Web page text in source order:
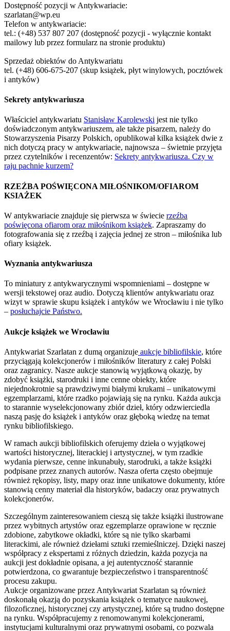
Dostępność pozycji w Antykwariacie:
szarlatan@wp.eu
Telefon w antykwariacie:
tel.: (+48) 537 807 207 (dostępność pozycji - wyłącznie kontakt
mailowy lub przez formularz na stronie produktu)
Sprzedaż obiektów do Antykwariatu
tel. (+48) 606-675-207 (skup książek, płyt winylowych, pocztówek
i antyków)
Sekrety antykwariusza
Właściciel antykwariatu Stanisław Karolewski jest nie tylko
doświadczonym antykwariuszem, ale także pisarzem, należy do
Stowarzyszenia Pisarzy Polskich, opublikował kilka książek dwie z
nich dotyczą pracy w antykwariacie, najnowsza – świetnie przyjęta
przez czytelników i recenzentów: Sekrety antykwariusza. Czy w
raju pachnie kurzem?
RZEŹBA POŚWIĘCONA MIŁOŚNIKOM/OFIAROM
KSIAŻEK
W antykwariacie znajduje się pierwsza w świecie rzeźba
poświęcona ofiarom oraz miłośnikom książek. Zapraszamy do
fotografowania się z rzeźbą i zajęcia jednej ze stron – miłośnika lub
ofiary książek.
Wyznania antykwariusza
To miniatury z antykwarycznymi wspomnieniami – dostępne w
wersji tekstowej oraz audio. Dotyczą klientów antykwariatu oraz
wizyt w sprawie skupu książek i antyków we Wrocławiu i nie tylko
– posłuchajcie Państwo.
Aukcje książek we Wrocławiu
Antykwariat Szarlatan z dumą organizuje aukcje bibliofilskie, które
przyciągają kolekcjonerów i miłośników literatury z całej Polski
oraz zagranicy. Nasze aukcje stanowią wyjątkową okazję, by
zdobyć książki, starodruki i inne cenne obiekty, które
niejednokrotnie są prawdziwymi białymi krukami – unikatowymi
egzemplarzami, które rzadko pojawiają się na rynku. Każda aukcja
to starannie wyselekcjonowany zbiór dzieł, który odzwierciedla
naszą pasję do książek i antyków oraz głęboką wiedzę na temat
rynku bibliofilskiego.
W ramach aukcji bibliofilskich oferujemy dzieła o wyjątkowej
wartości historycznej, literackiej i artystycznej, w tym rzadkie
wydania pierwsze, cenne inkunabuły, starodruki, a także książki
podpisane przez znanych autorów. Nasza oferta często obejmuje
również rękopisy, listy, mapy oraz inne unikatowe dokumenty, które
stanowią cenny materiał dla historyków, badaczy oraz prywatnych
kolekcjonerów.
Szczególnym zainteresowaniem cieszą się także książki ilustrowane
przez wybitnych artystów oraz egzemplarze oprawione w ręcznie
zdobione, zabytkowe okładki, które są nie tylko skarbami
literackimi, ale również dziełami sztuki rzemieślniczej. Dzięki naszej
współpracy z ekspertami z różnych dziedzin, każda pozycja na
aukcji jest dokładnie opisana, a jej autentyczność starannie
potwierdzona, co gwarantuje bezpieczeństwo i transparentność
procesu zakupu.
Aukcje organizowane przez Antykwariat Szarlatan są również
doskonałą okazją do pozyskania książek o tematyce naukowej,
filozoficznej, historycznej czy artystycznej, które są trudno dostępne
na rynku. Współpracujemy z renomowanymi kolekcjonerami,
instytucjami kulturalnymi oraz prywatnymi osobami, co pozwala